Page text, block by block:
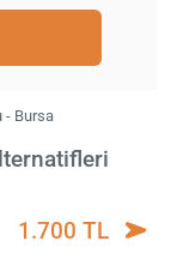
- Bursa
1.700 TL